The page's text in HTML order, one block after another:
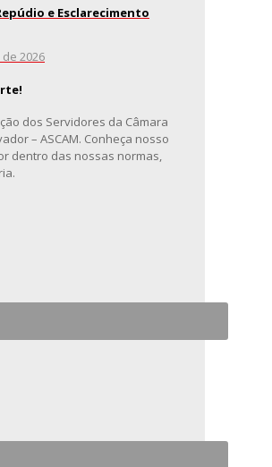
e Esclarecimento
2026
dos Servidores da Câmara
– ASCAM. Conheça nosso
dentro das nossas normas,